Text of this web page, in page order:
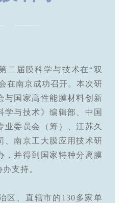
———
二届膜科学与技术在“双
在南京成功召开。本次研
与国家高性能膜材料创新
学与技术》编辑部、中国
业委员会（筹）、江苏久
、南京工大膜应用技术研
，并得到国家特种分离膜
支持。
区、直辖市的130多家单